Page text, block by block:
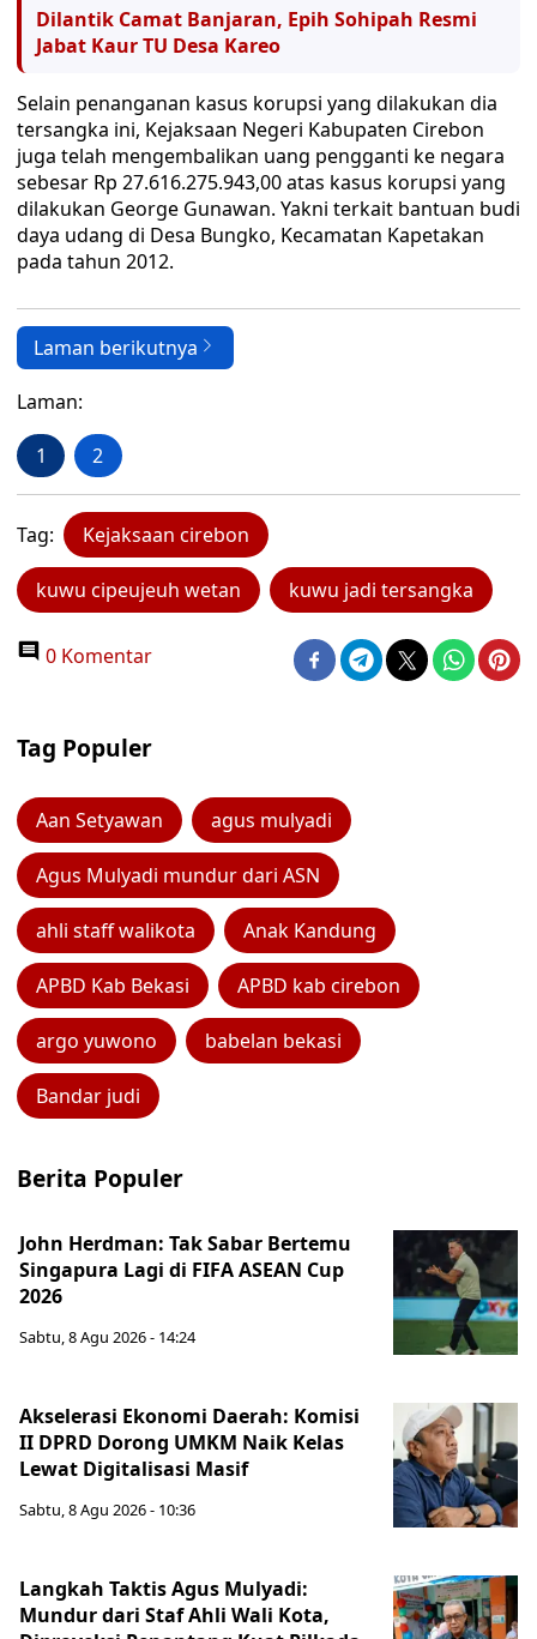
Dilantik Camat Banjaran, Epih Sohipah Resmi
Jabat Kaur TU Desa Kareo
Selain penanganan kasus korupsi yang dilakukan dia
tersangka ini, Kejaksaan Negeri Kabupaten Cirebon
juga telah mengembalikan uang pengganti ke negara
sebesar Rp 27.616.275.943,00 atas kasus korupsi yang
dilakukan George Gunawan. Yakni terkait bantuan budi
daya udang di Desa Bungko, Kecamatan Kapetakan
pada tahun 2012.
Laman berikutnya
Laman:
1 2
Tag: Kejaksaan cirebon
kuwu cipeujeuh wetan kuwu jadi tersangka
0 Komentar
Tag Populer
Aan Setyawan agus mulyadi
Agus Mulyadi mundur dari ASN
ahli staff walikota Anak Kandung
APBD Kab Bekasi APBD kab cirebon
argo yuwono babelan bekasi
Bandar judi
Berita Populer
John Herdman: Tak Sabar Bertemu
Singapura Lagi di FIFA ASEAN Cup
2026
Sabtu, 8 Agu 2026 - 14:24
Akselerasi Ekonomi Daerah: Komisi
II DPRD Dorong UMKM Naik Kelas
Lewat Digitalisasi Masif
Sabtu, 8 Agu 2026 - 10:36
Langkah Taktis Agus Mulyadi:
Mundur dari Staf Ahli Wali Kota,